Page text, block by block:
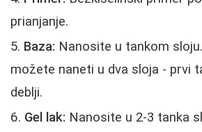
prianjanje.
Baza: Nanosite u tankom
možete naneti u dva sloja - prvi
deblji.
Gel lak: Nanosite u 2-3 tanka